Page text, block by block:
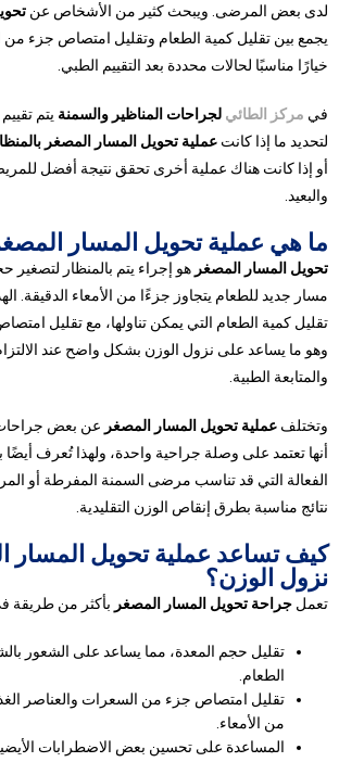
لدى بعض المرضى. ويبحث كثير من الأشخاص عن
يجمع بين تقليل كمية الطعام وتقليل امتصاص جزء من
خيارًا مناسبًا لحالات محددة بعد التقييم الطبي.
في مركز الطائي لجراحات المناظير والسمنة يتم
لتحديد ما إذا كانت عملية تحويل المسار المصغر
أو إذا كانت هناك عملية أخرى تحقق نتيجة أفضل
والبعيد.
ما هي عملية تحويل المسار
تحويل المسار المصغر هو إجراء يتم بالمنظار لتصغير
مسار جديد للطعام يتجاوز جزءًا من الأمعاء الدقيقة.
تقليل كمية الطعام التي يمكن تناولها، مع تقليل
وهو ما يساعد على نزول الوزن بشكل واضح عند الالتزام
والمتابعة الطبية.
وتختلف عملية تحويل المسار المصغر عن بعض
أنها تعتمد على وصلة جراحية واحدة، ولهذا تُعرف أيضًا
الفعالة التي قد تناسب مرضى السمنة المفرطة أو
نتائج مناسبة بطرق إنقاص الوزن التقليدية.
كيف تساعد عملية تحويل المسار
نزول الوزن؟
تعمل جراحة تحويل المسار المصغر بأكثر من طريقة
تقليل حجم المعدة، مما يساعد على الشعور
الطعام.
تقليل امتصاص جزء من السعرات والعناصر
من الأمعاء.
المساعدة على تحسين بعض الاضطرابات